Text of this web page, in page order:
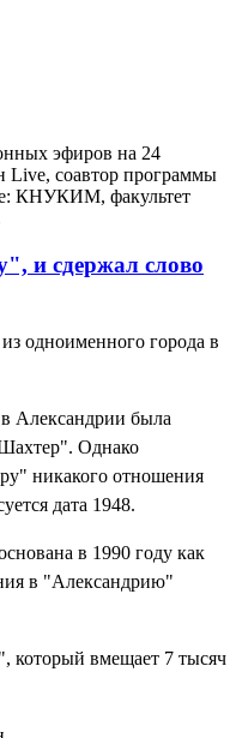
эфиров на 24
Live, соавтор программы
КНУКИМ, факультет
и сдержал слово
одноименного города в
Александрии была
Однако
никакого отношения
дата 1948.
в 1990 году как
в "Александрию"
который вмещает 7 тысяч